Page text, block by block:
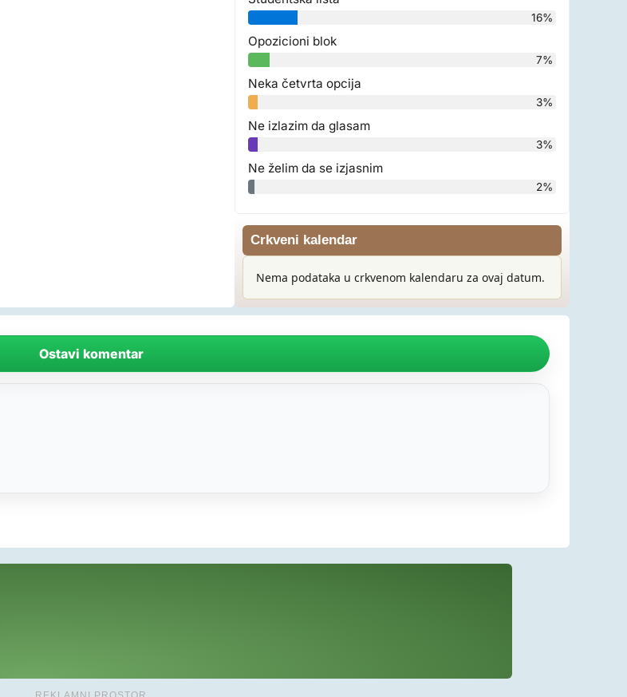
16%
Opozicioni blok
7%
Neka četvrta opcija
3%
Ne izlazim da glasam
3%
Ne želim da se izjasnim
2%
Crkveni kalendar
Nema podataka u crkvenom kalendaru za ovaj datum.
Ostavi komentar